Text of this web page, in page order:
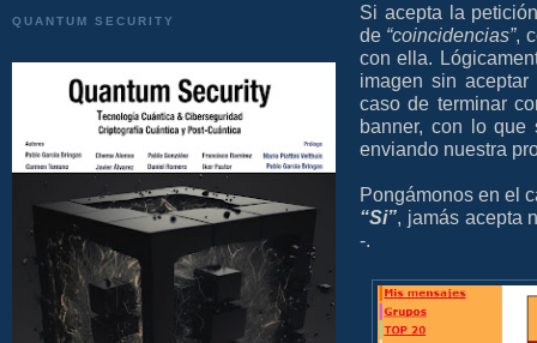
QUANTUM SECURITY
Si acepta la
de “coincidencias”,
con ella.
imagen sin
caso de terminar
banner, con lo
enviando nuestra
Pongámonos en el
“Si”, jamás acepta
-.